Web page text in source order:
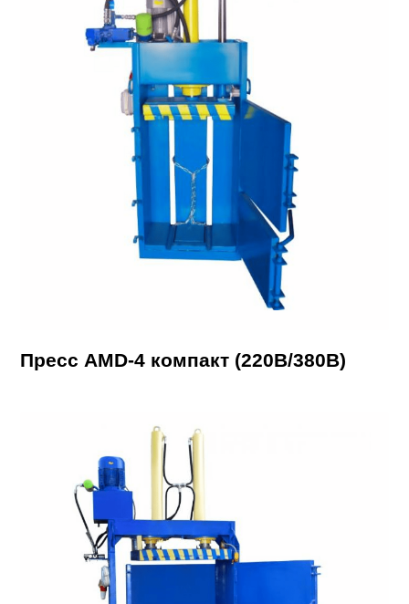
Пресс AMD-4 компакт (220В/380В)